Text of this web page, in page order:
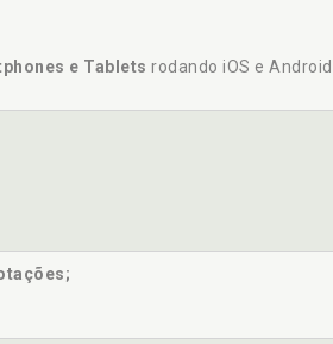
e Tablets rodando iOS e Android.